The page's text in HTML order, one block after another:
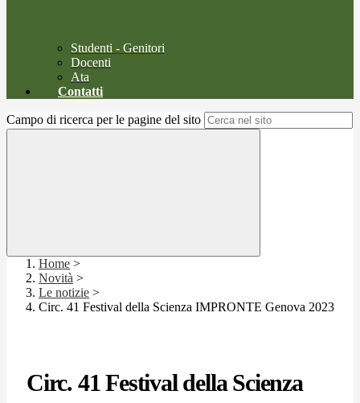
Studenti - Genitori
Docenti
Ata
Contatti
Campo di ricerca per le pagine del sito
Home >
Novità >
Le notizie >
Circ. 41 Festival della Scienza IMPRONTE Genova 2023
Circ. 41 Festival della Scienza